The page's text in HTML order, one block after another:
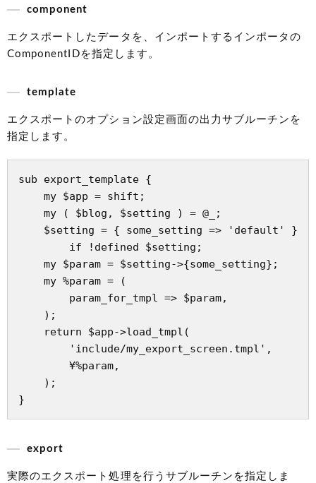
component
エクスポートしたデータを、インポートするインポータの
ComponentIDを指定します。
template
エクスポートのオプション設定画面の出力サブルーチンを
指定します。
sub export_template {
    my $app = shift;
    my ( $blog, $setting ) = @_;
    $setting = { some_setting => 'default' }
        if !defined $setting;
    my $param = $setting->{some_setting};
    my %param = (
        param_for_tmpl => $param,
    );
    return $app->load_tmpl(
        'include/my_export_screen.tmpl',
        ¥%param,
    );
export
実際のエクスポート処理を行うサブルーチンを指定しま